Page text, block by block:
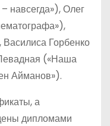
навсегда»), Олег
Горбенко
(«Наша
Айманов»).
а
дипломами